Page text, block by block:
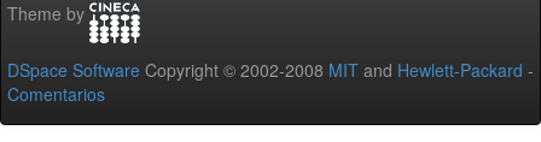
Theme by
DSpace Software Copyright © 2002-2008 MIT and Hewlett-Packard -
Comentarios